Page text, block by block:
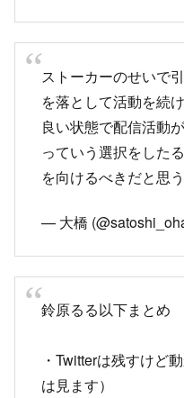
ストーカーのせいで
を落として活動を続
良い状態で配信活動
っていう選択をした
を向けるべきだと思う
— 大橋
鈴原るる以下まとめ
・Twitterは残すけど
は見ます）